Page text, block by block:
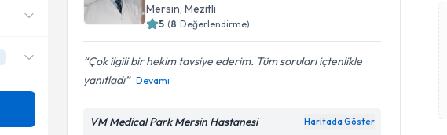
Mersin , Mezitli
5 (8 Değerlendirme)
Çok ilgili bir hekim tavsiye ederim. Tüm soruları içtenlikle
yanıtladı
Devamı
VM Medical Park Mersin Hastanesi Haritada Göster